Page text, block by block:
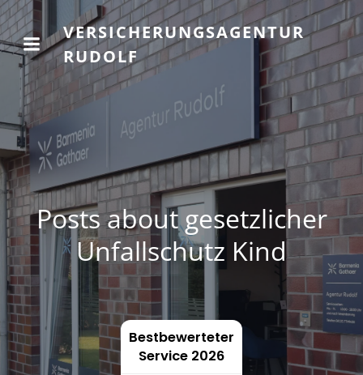
VERSICHERUNGSAGENTUR
RUDOLF
Posts about gesetzlicher
Unfallschutz Kind
Bestbewerteter
Service 2026